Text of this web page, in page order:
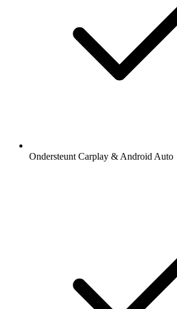
Ondersteunt Carplay & Android Auto